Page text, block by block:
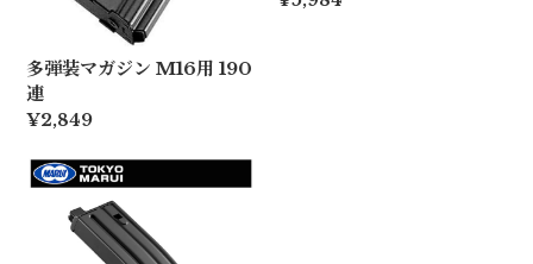
多弾装マガジン M16用 190
連
¥2,849